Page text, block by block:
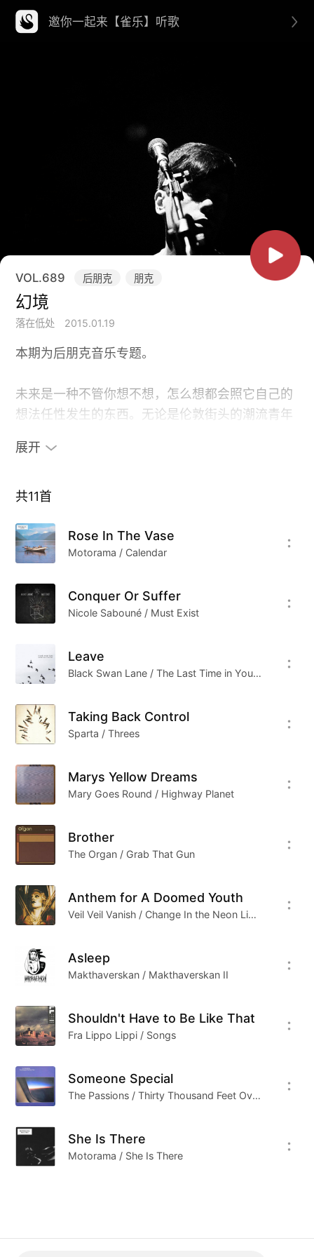
邀你一起来【雀乐】听歌
VOL.689 后朋克 朋克
幻境
落在低处 2015.01.19
本期为后朋克音乐专题。
未来是一种不管你想不想，怎么想都会照它自己的
想法任性发生的东西。无论是伦敦街头的潮流青年
生命里，欢笑和泪水相伴，或者可以说成是泪水和
己，这些音乐是什么，这些艺术是什么，自己又是
还自认为好一样。
何将自己保持感动，他们知道如何在人群中保持沉
默但是却又是那么的耀眼。
Cover From Davide Visca
展开
共11首
Rose In The Vase
Motorama / Calendar
Conquer Or Suffer
Nicole Sabouné / Must Exist
Leave
Black Swan Lane / The Last Time in Your Light
Taking Back Control
Sparta / Threes
Marys Yellow Dreams
Mary Goes Round / Highway Planet
Brother
The Organ / Grab That Gun
Anthem for A Doomed Youth
Veil Veil Vanish / Change In the Neon Light
Asleep
Makthaverskan / Makthaverskan II
Shouldn't Have to Be Like That
Fra Lippo Lippi / Songs
Someone Special
The Passions / Thirty Thousand Feet Over China
She Is There
Motorama / She Is There